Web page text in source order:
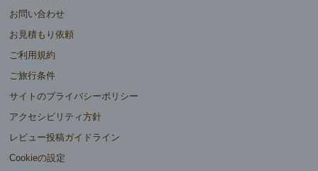
お問い合わせ
お見積もり依頼
ご利用規約
ご旅行条件
サイトのプライバシーポリシー
アクセシビリティ方針
レビュー投稿ガイドライン
Cookieの設定